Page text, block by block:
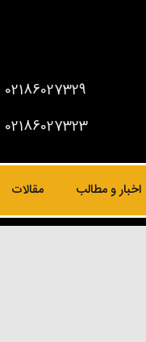
02186027329
02186027323
اخبار و مطالب مقالات